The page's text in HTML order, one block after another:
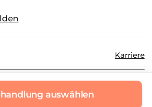
Karriere
auswählen